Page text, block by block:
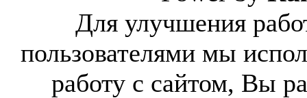
Для улучшения
пользователями мы
работу с сайтом, Вы